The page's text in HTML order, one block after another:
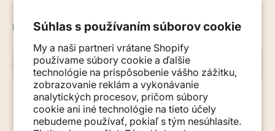
Súhlas s používaním súborov cookie
My a naši partneri vrátane Shopify
používame súbory cookie a ďalšie
technológie na prispôsobenie vášho zážitku,
zobrazovanie reklám a vykonávanie
analytických procesov, pričom súbory
cookie ani iné technológie na tieto účely
nebudeme používať, pokiaľ s tým nesúhlasíte.
Novinky, rady a tipy do vášho e-mailu
E-mail
Prihlásiť sa na odber